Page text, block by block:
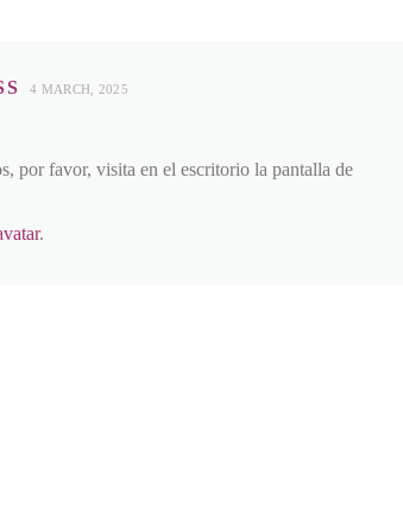
4 MARCH, 2025
por favor, visita en el escritorio la pantalla de
.